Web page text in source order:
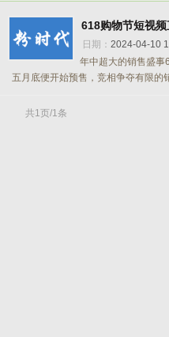
618购物节短视
日期： 2024-04-10
年中超大的销售盛事
五月底便开始预售，竞相争夺有限的
共1页/1条